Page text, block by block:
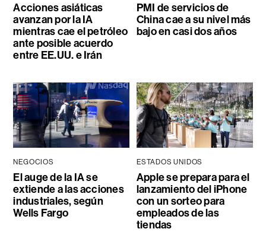
Acciones asiáticas
avanzan por la IA
mientras cae el petróleo
ante posible acuerdo
entre EE.UU. e Irán
PMI de servicios de
China cae a su nivel más
bajo en casi dos años
NEGOCIOS
El auge de la IA se
extiende a las acciones
industriales, según
Wells Fargo
ESTADOS UNIDOS
Apple se prepara para el
lanzamiento del iPhone
con un sorteo para
empleados de las
tiendas